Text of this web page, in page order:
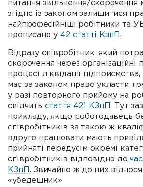
питання звільнення/скорочення
згідно із законом залишитися
найпрофесійніші робітники та
прописано у 42 статті КзпП .
Відразу співробітник, який
скорочення через організаційні
процесі ліквідації
має за законом право укласти
у разі повторного прийому на
свідчить стаття 421 КЗпП . Тут
прикладу, якщо роботодавець
співробітників за такою ж
вдруге працювати мають
прийняті передусім окремі
співробітників відповідно до
КЗпП . Звичайно ж до них
«убедешник»